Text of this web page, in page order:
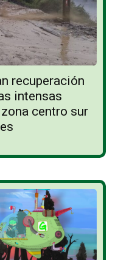
recuperación
intensas
centro sur